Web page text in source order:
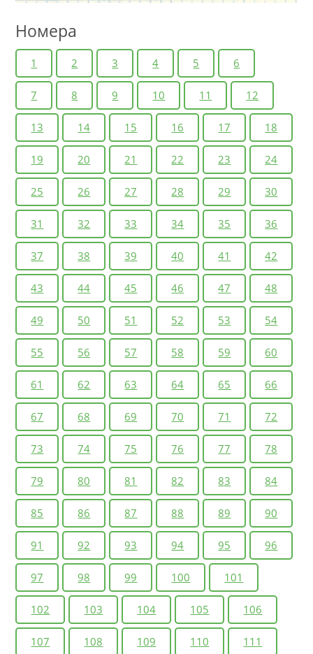
Номера
1 2 3 4 5 6
7 8 9 10 11 12
13 14 15 16 17 18
19 20 21 22 23 24
25 26 27 28 29 30
31 32 33 34 35 36
37 38 39 40 41 42
43 44 45 46 47 48
49 50 51 52 53 54
55 56 57 58 59 60
61 62 63 64 65 66
67 68 69 70 71 72
73 74 75 76 77 78
79 80 81 82 83 84
85 86 87 88 89 90
91 92 93 94 95 96
97 98 99 100 101
102 103 104 105 106
107 108 109 110 111